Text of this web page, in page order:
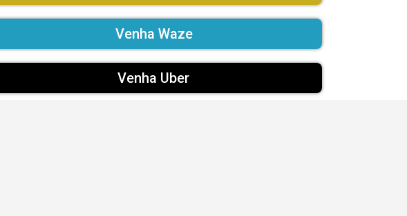
Venha Waze
Venha Uber